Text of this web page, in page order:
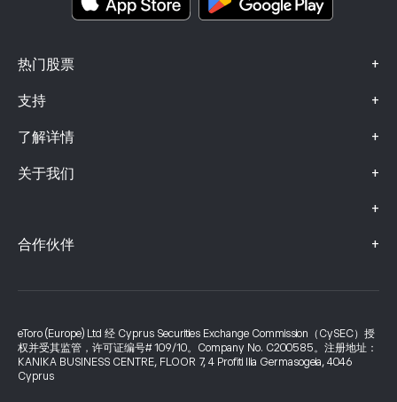
热门股票 +
支持 +
了解详情 +
关于我们 +
+
合作伙伴 +
eToro (Europe) Ltd 经 Cyprus Securities Exchange Commission（CySEC）授
权并受其监管，许可证编号# 109/10。Company No. C200585。注册地址：
KANIKA BUSINESS CENTRE, FLOOR 7, 4 Profiti Ilia Germasogeia, 4046
Cyprus